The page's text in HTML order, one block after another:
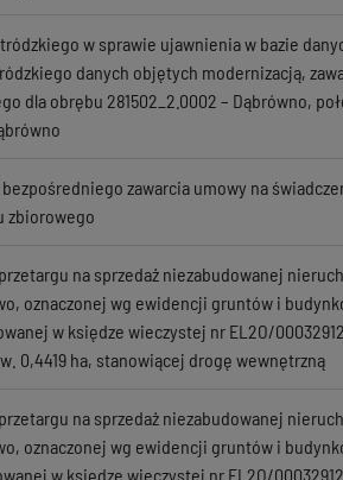
w sprawie ujawnienia w bazie
danych objętych modernizacją,
dla obrębu 281502_2.0002 – Dąbrówno,
zawarcia umowy na
zbiorowego
na sprzedaż niezabudowanej
oznaczonej wg ewidencji gruntów i
w księdze wieczystej nr EL2O/
0,4419 ha, stanowiącej drogę wewnętrzną
na sprzedaż niezabudowanej
oznaczonej wg ewidencji gruntów i
w księdze wieczystej nr EL2O/